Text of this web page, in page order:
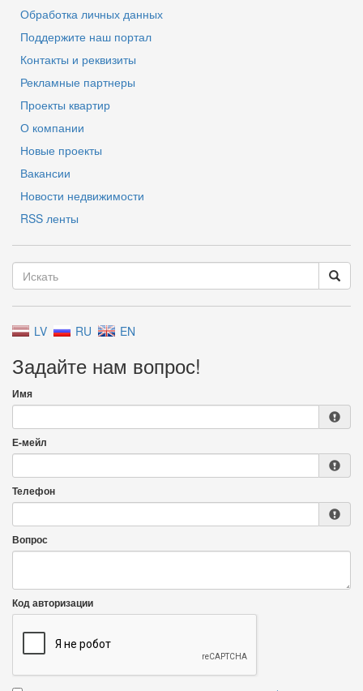
Обработка личных данных
Поддержите наш портал
Контакты и реквизиты
Рекламные партнеры
Проекты квартир
О компании
Новые проекты
Вакансии
Новости недвижимости
RSS ленты
LV RU EN
Задайте нам вопрос!
Имя
Е-мейл
Телефон
Вопрос
Код авторизации